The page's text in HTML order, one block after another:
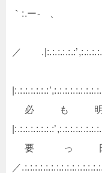
｀:.ー- 、
ヽ
／
‘.
必 も
要 っ 日
／